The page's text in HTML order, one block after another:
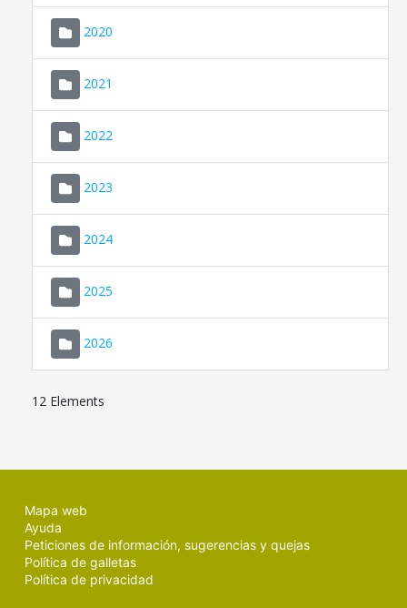
2020
2021
2022
2023
2024
2025
2026
12 Elements
Mapa web
Ayuda
Peticiones de información, sugerencias y quejas
Política de galletas
Política de privacidad